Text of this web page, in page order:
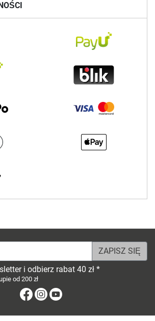
i odbierz rabat 40 zł *
od 200 zł
FacebookInstagram